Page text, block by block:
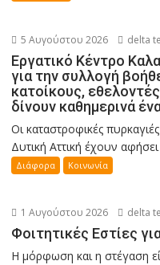
5 Αυγούστου 2026 delta
Εργατικό Κέντρο
για την συλλογή
κατοίκους,
δίνουν καθημερινά
Οι καταστροφικές
Δυτική Αττική έχουν
Διάφορα Κοινωνία
1 Αυγούστου 2026 delta
Φοιτητικές Εστίες
Η μόρφωση και η στέγαση